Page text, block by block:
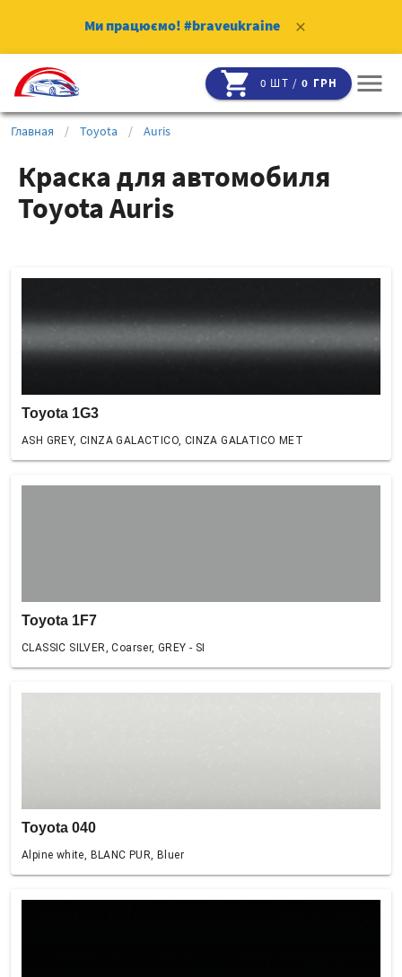
Ми працюємо! #braveukraine clear
shopping_cart 0 ШТ /0 ГРН menu
Главная / Toyota / Auris
Краска для автомобиля
Toyota Auris
Toyota 1G3
ASH GREY, CINZA GALACTICO, CINZA GALATICO MET
Toyota 1F7
CLASSIC SILVER, Coarser, GREY - SI
Toyota 040
Alpine white, BLANC PUR, Bluer